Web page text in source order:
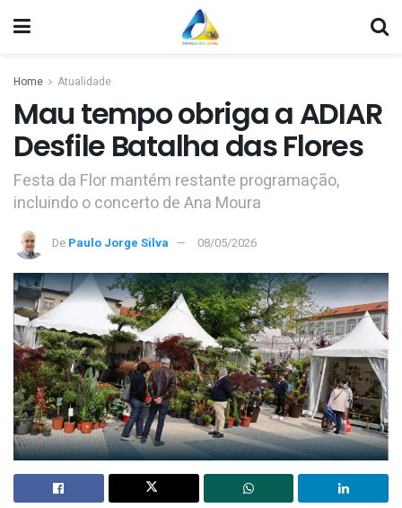
Home Atualidade
Mau tempo obriga a ADIAR
Desfile Batalha das Flores
Festa da Flor mantém restante programação,
incluindo o concerto de Ana Moura
De Paulo Jorge Silva 08/05/2026